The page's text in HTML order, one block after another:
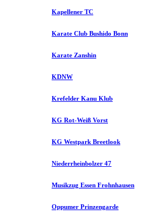
Kapellener TC
Karate Club Bushido Bonn
Karate Zanshin
KDNW
Krefelder Kanu Klub
KG Rot-Weiß Vorst
KG Westpark Breetlook
Niederrheinbolzer 47
Musikzug Essen Frohnhausen
Oppumer Prinzengarde